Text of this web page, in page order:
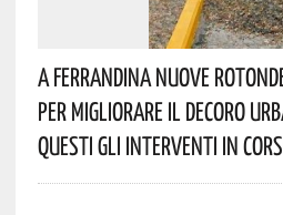
A Ferrandina Nuove
Per Migliorare Il Decoro
Questi Gli Interventi In